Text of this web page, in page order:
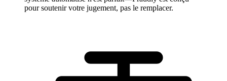
pour soutenir votre jugement, pas le remplacer.